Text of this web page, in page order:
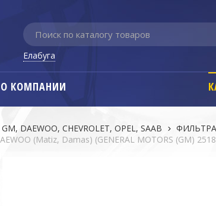
Елабуга
О КОМПАНИИ
GM, DAEWOO, CHEVROLET, OPEL, SAAB
(Matiz, Damas) (GENERAL MOTORS (GM)